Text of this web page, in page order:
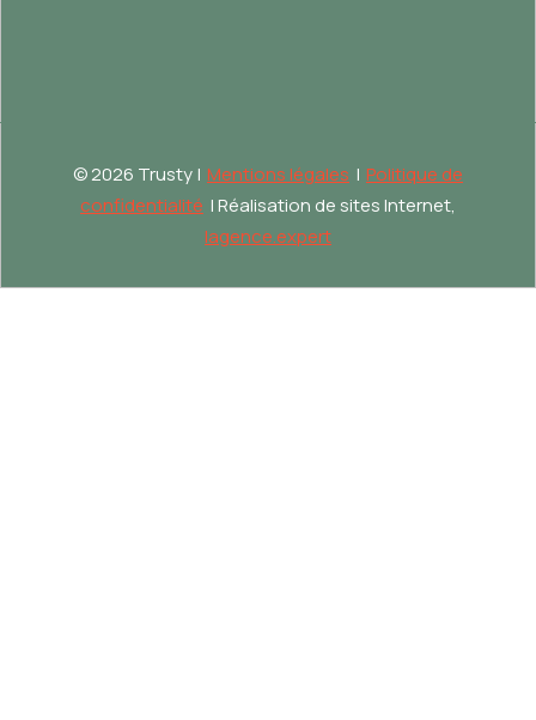
©2026 Trusty | Mentions légales | Politique de
confidentialité | Réalisation de sites Internet,
lagence.expert